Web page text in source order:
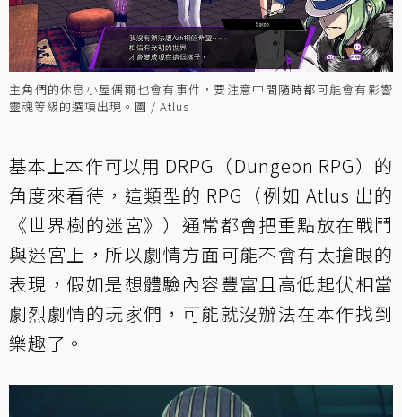
主角們的休息小屋偶爾也會有事件，要注意中間隨時都可能會有影響
靈魂等級的選項出現。圖 / Atlus
基本上本作可以用 DRPG（Dungeon RPG）的
角度來看待，這類型的 RPG（例如 Atlus 出的
《世界樹的迷宮》）通常都會把重點放在戰鬥
與迷宮上，所以劇情方面可能不會有太搶眼的
表現，假如是想體驗內容豐富且高低起伏相當
劇烈劇情的玩家們，可能就沒辦法在本作找到
樂趣了。